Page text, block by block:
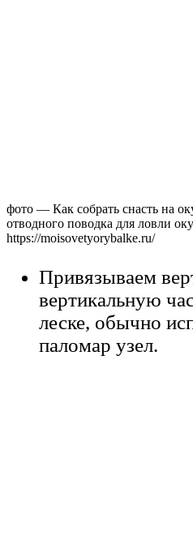
фото — Как собрать снасть на
отводного поводка для ловли
https://moisovetyorybalke.ru/
Привязываем
вертикальную
леске, обычно
паломар узел.